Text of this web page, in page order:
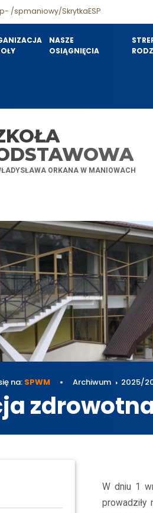
/spmaniowy/SkrytkaESP
NASZE
OSIĄGNIĘCIA
ORKANA W MANIOWACH
na: SPWM Archiwum 2025/
W dniu 1
prowadziły